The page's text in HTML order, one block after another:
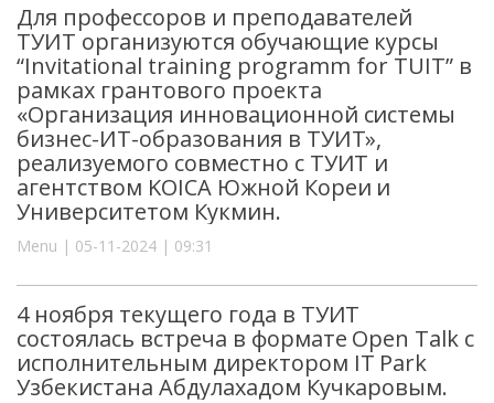
Для профессоров и преподавателей
ТУИТ организуются обучающие курсы
“Invitational training programm for TUIT” в
рамках грантового проекта
«Организация инновационной системы
бизнес-ИТ-образования в ТУИТ»,
реализуемого совместно с ТУИТ и
агентством KOICA Южной Кореи и
Университетом Кукмин.
Menu | 05-11-2024 | 09:31
4 ноября текущего года в ТУИТ
состоялась встреча в формате Open Talk с
исполнительным директором IT Park
Узбекистана Абдулахадом Кучкаровым.